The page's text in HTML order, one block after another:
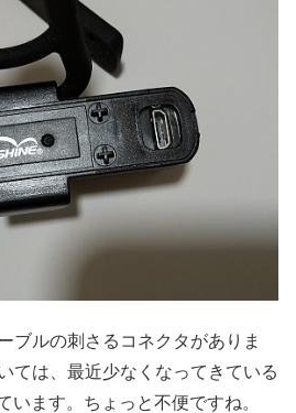
ブルの刺さるコネクタがありま
ては、最近少なくなってきている
います。ちょっと不便ですね。